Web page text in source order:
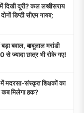
दिखी दूरी? कल लखीसराय
डिप्टी सीएम गायब;
बवाल, बाबूलाल मरांडी
ज्यादा छात्र भी रोके गए!
मदरसा-संस्कृत शिक्षकों का
मिलेगा हक?